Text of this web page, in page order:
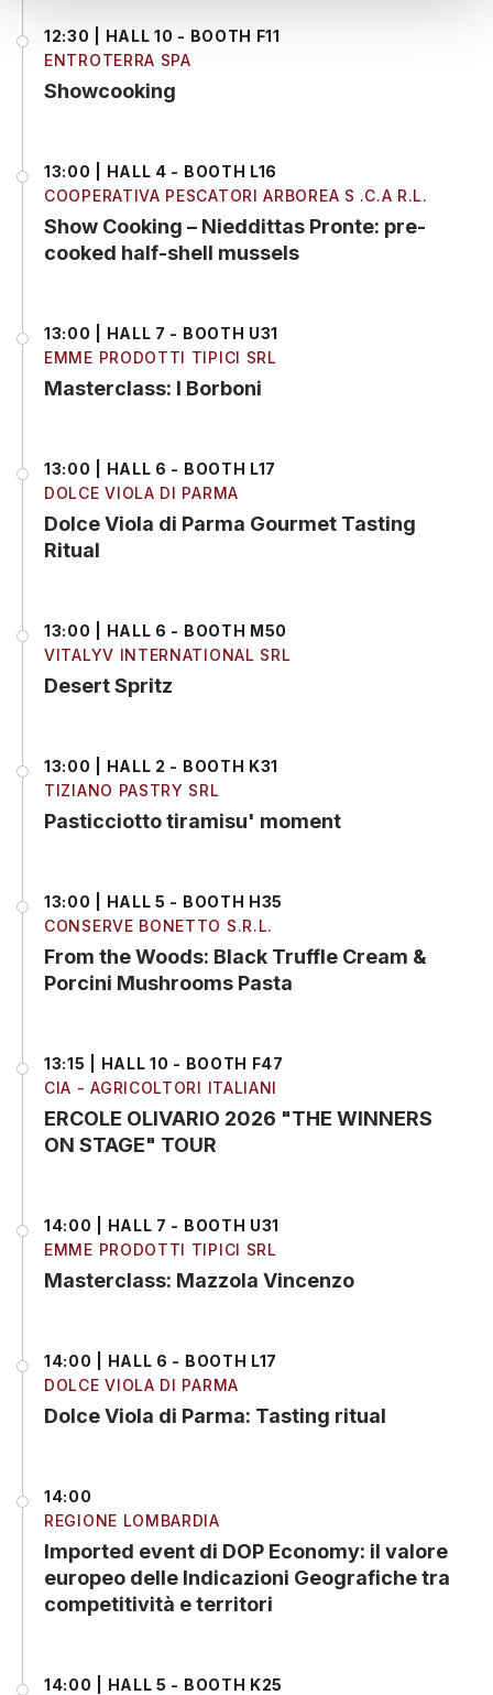
12:30 | HALL 10 - BOOTH F11
ENTROTERRA SPA
Showcooking
13:00 | HALL 4 - BOOTH L16
COOPERATIVA PESCATORI ARBOREA S .C.A R.L.
Show Cooking – Nieddittas Pronte: pre-
cooked half-shell mussels
13:00 | HALL 7 - BOOTH U31
EMME PRODOTTI TIPICI SRL
Masterclass: I Borboni
13:00 | HALL 6 - BOOTH L17
DOLCE VIOLA DI PARMA
Dolce Viola di Parma Gourmet Tasting
Ritual
13:00 | HALL 6 - BOOTH M50
VITALYV INTERNATIONAL SRL
Desert Spritz
13:00 | HALL 2 - BOOTH K31
TIZIANO PASTRY SRL
Pasticciotto tiramisu' moment
13:00 | HALL 5 - BOOTH H35
CONSERVE BONETTO S.R.L.
From the Woods: Black Truffle Cream &
Porcini Mushrooms Pasta
13:15 | HALL 10 - BOOTH F47
CIA - AGRICOLTORI ITALIANI
ERCOLE OLIVARIO 2026 "THE WINNERS
ON STAGE" TOUR
14:00 | HALL 7 - BOOTH U31
EMME PRODOTTI TIPICI SRL
Masterclass: Mazzola Vincenzo
14:00 | HALL 6 - BOOTH L17
DOLCE VIOLA DI PARMA
Dolce Viola di Parma: Tasting ritual
14:00
REGIONE LOMBARDIA
Imported event di DOP Economy: il valore
europeo delle Indicazioni Geografiche tra
competitività e territori
14:00 | HALL 5 - BOOTH K25